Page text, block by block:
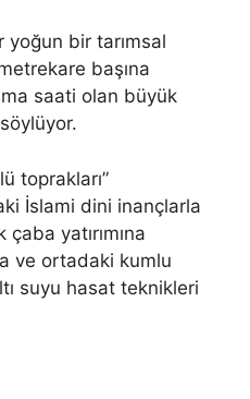
yoğun bir tarımsal
başına
saati olan büyük
toprakları”
İslami dini inançlarla
yatırımına
ve ortadaki kumlu
suyu hasat teknikleri